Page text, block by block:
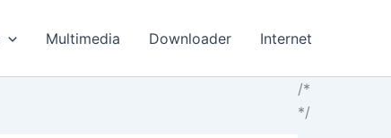
Multimedia Downloader Internet
/*
*/